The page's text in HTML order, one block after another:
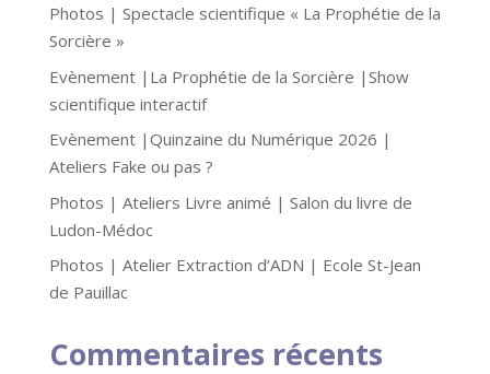
Photos | Spectacle scientifique « La Prophétie de la
Sorcière »
Evènement |La Prophétie de la Sorcière |Show
scientifique interactif
Evènement |Quinzaine du Numérique 2026 |
Ateliers Fake ou pas ?
Photos | Ateliers Livre animé | Salon du livre de
Ludon-Médoc
Photos | Atelier Extraction d’ADN | Ecole St-Jean
de Pauillac
Commentaires récents